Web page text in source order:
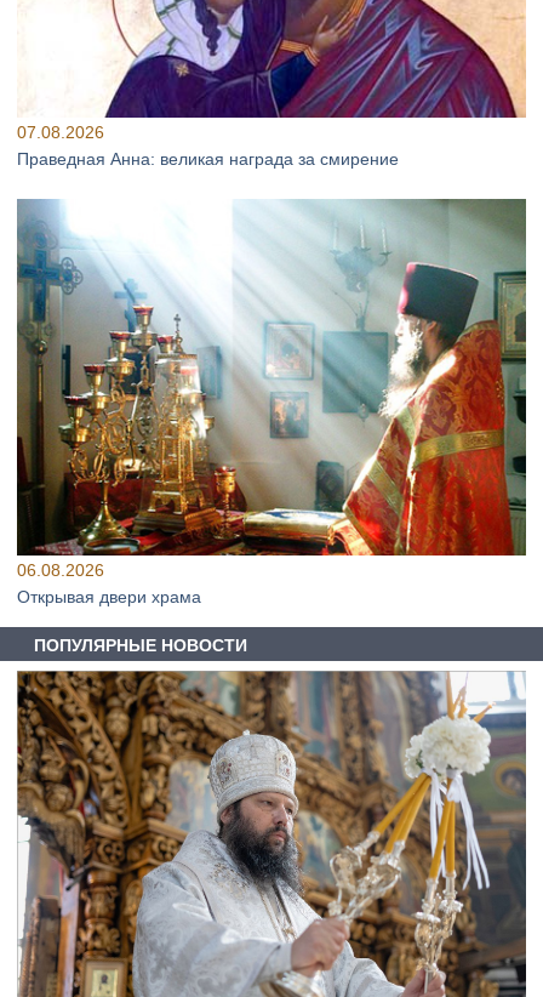
07.08.2026
Праведная Анна: великая награда за смирение
06.08.2026
Открывая двери храма
ПОПУЛЯРНЫЕ НОВОСТИ